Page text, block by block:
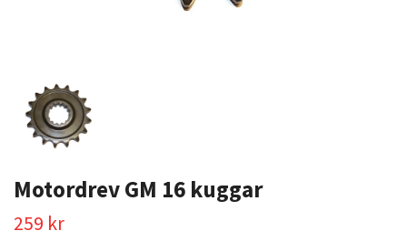
Motordrev GM 16 kuggar
259 kr